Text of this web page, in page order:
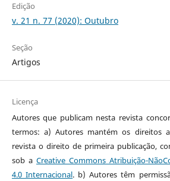
Edição
v. 21 n. 77 (2020): Outubro
Seção
Artigos
Licença
Autores que publicam nesta revista
termos: a) Autores mantém os direitos
revista o direito de primeira publicação,
sob a Creative Commons Atribuição-
4.0 Internacional. b) Autores têm